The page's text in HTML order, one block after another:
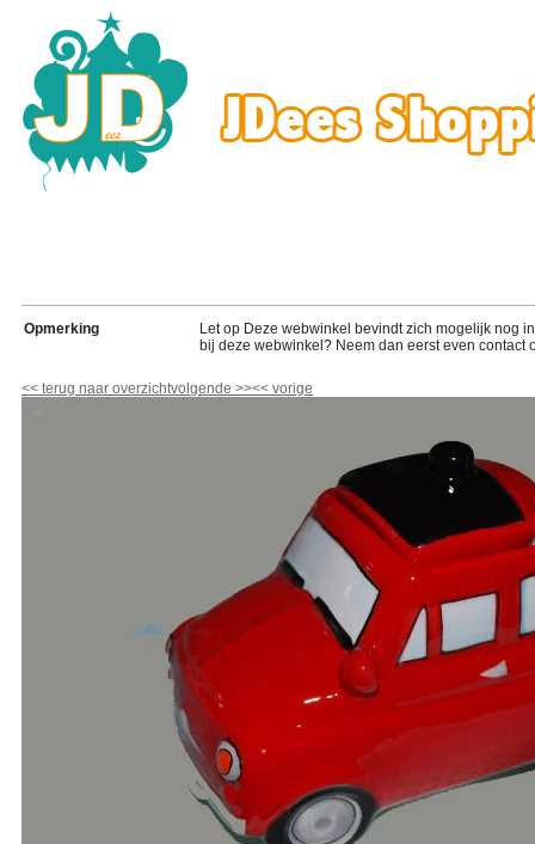
Opmerking
Let op Deze webwinkel bevindt zich mogelijk nog
bij deze webwinkel? Neem dan eerst even contact
<< terug naar overzichtvolgende >><< vorige